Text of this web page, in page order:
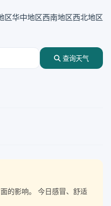
区华中地区西南地区西北地区
查询天气
的影响。 今日感冒、舒适